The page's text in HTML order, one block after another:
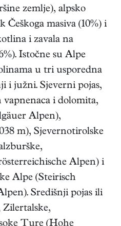
zemlje), alpsko
Češkoga masiva (10%) i
i zavala na
Istočne su Alpe
u tri usporedna
i južni. Sjeverni pojas,
vapnenaca i dolomita,
Alpen),
m), Sjevernotirolske
Alpen) i
Alpe (Steirisch
Središnji pojas ili
Zilertalske,